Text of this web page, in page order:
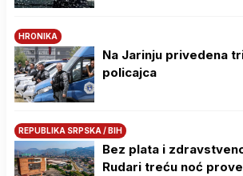
HRONIKA
Na Јarinju privedena
policajca
REPUBLIKA SRPSKA / BIH
Bez plata i
Rudari treću noć